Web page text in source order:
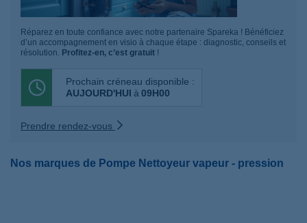
Réparez en toute confiance avec notre partenaire Spareka ! Bénéficiez
d’un accompagnement en visio à chaque étape : diagnostic, conseils et
résolution. Profitez-en, c’est gratuit !
Prochain créneau disponible :
AUJOURD'HUI à 09H00
Prendre rendez-vous
Nos marques de Pompe Nettoyeur vapeur - pression